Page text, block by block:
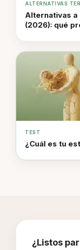
ALTERNATIVAS
Alternativas a
(2026): qué
TEST
¿Cuál es tu
¿Listos